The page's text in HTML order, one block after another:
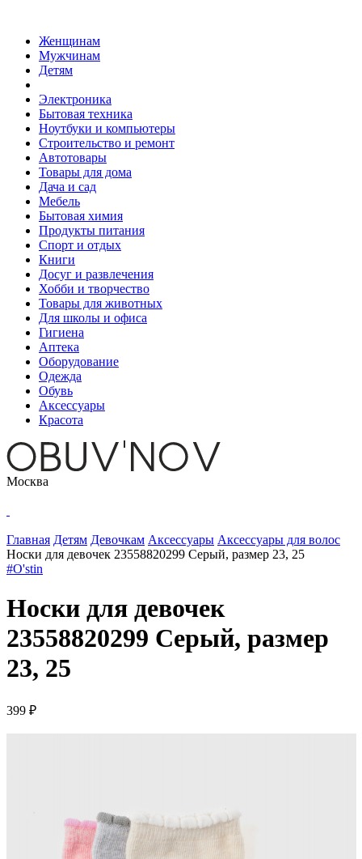
Женщинам
Мужчинам
Детям
Электроника
Бытовая техника
Ноутбуки и компьютеры
Строительство и ремонт
Автотовары
Товары для дома
Дача и сад
Мебель
Бытовая химия
Продукты питания
Спорт и отдых
Книги
Досуг и развлечения
Хобби и творчество
Товары для животных
Для школы и офиса
Гигиена
Аптека
Оборудование
Одежда
Обувь
Аксессуары
Красота
Москва
Главная Детям Девочкам Аксессуары Аксессуары для волос
Носки для девочек 23558820299 Серый, размер 23, 25
#O'stin
Носки для девочек
23558820299 Серый, размер
23, 25
399 ₽